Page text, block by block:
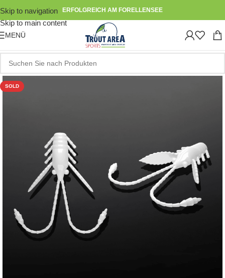
Skip to navigation
Skip to main content
ERFOLGREICH AM FORELLENSEE
MENÜ
SOLD